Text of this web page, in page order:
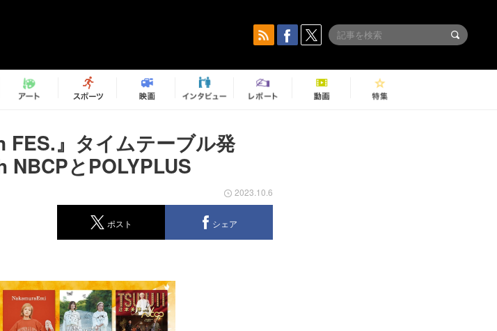
FES.』タイムテーブル発
NBCPとPOLYPLUS
2023.10.6
ポスト シェア